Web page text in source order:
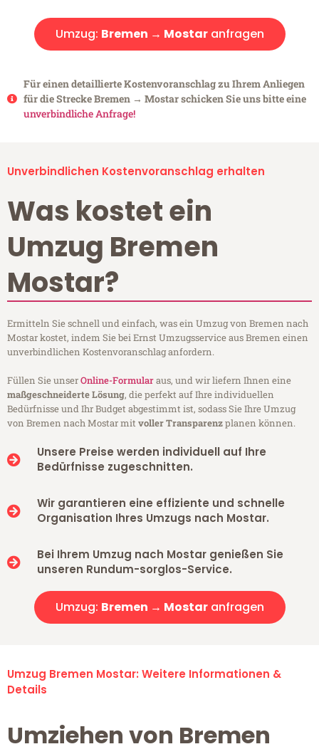
Umzug: Bremen → Mostaranfragen
Für einen detaillierte Kostenvoranschlag zu Ihrem Anliegen
für die Strecke Bremen → Mostar schicken Sie uns bitte eine
unverbindliche Anfrage!
Unverbindlichen Kostenvoranschlag erhalten
Was kostet ein
Umzug Bremen
Mostar?
Ermitteln Sie schnell und einfach, was ein Umzug von Bremen nach
Mostar kostet, indem Sie bei Ernst Umzugsservice aus Bremen einen
unverbindlichen Kostenvoranschlag anfordern.
Füllen Sie unserOnline-Formularaus, und wir liefern Ihnen eine
maßgeschneiderte Lösung, die perfekt auf Ihre individuellen
Bedürfnisse und Ihr Budget abgestimmt ist, sodass Sie Ihre Umzug
von Bremen nach Mostar mitvoller Transparenzplanen können.
Unsere Preise werden individuell auf Ihre
Bedürfnisse zugeschnitten.
Wir garantieren eine effiziente und schnelle
Organisation Ihres Umzugs nach Mostar.
Bei Ihrem Umzug nach Mostar genießen Sie
unseren Rundum-sorglos-Service.
Umzug: Bremen → Mostaranfragen
Umzug Bremen Mostar: Weitere Informationen &
Details
Umziehen von Bremen